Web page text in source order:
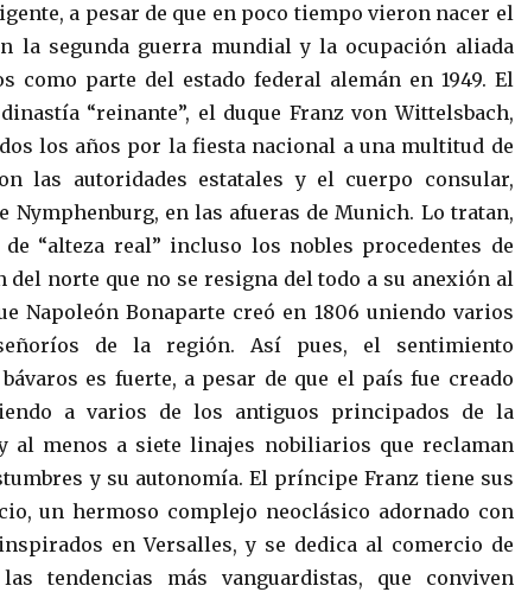
a pesar de que en poco tiempo vieron nacer el
la segunda guerra mundial y la ocupación aliada
como parte del estado federal alemán en 1949. El
“reinante”, el duque Franz von Wittelsbach,
los años por la fiesta nacional a una multitud de
las autoridades estatales y el cuerpo consular,
Nymphenburg, en las afueras de Munich. Lo tratan,
“alteza real” incluso los nobles procedentes de
del norte que no se resigna del todo a su anexión al
Napoleón Bonaparte creó en 1806 uniendo varios
de la región. Así pues, el sentimiento
es fuerte, a pesar de que el país fue creado
a varios de los antiguos principados de la
al menos a siete linajes nobiliarios que reclaman
y su autonomía. El príncipe Franz tiene sus
un hermoso complejo neoclásico adornado con
en Versalles, y se dedica al comercio de
tendencias más vanguardistas, que conviven